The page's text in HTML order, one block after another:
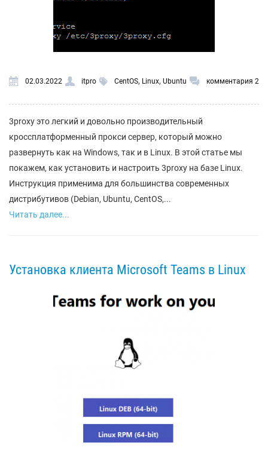
02.03.2022 itpro CentOS, Linux, Ubuntu комментария 2
3proxy это легкий и довольно производительный
кроссплатформенный прокси сервер, который можно
развернуть как на Windows, так и в Linux. В этой статье мы
покажем, как установить и настроить 3proxy на базе Linux.
Инструкция применима для большинства современных
дистрибутивов (Debian, Ubuntu, CentOS,...
Читать далее...
Установка клиента Microsoft Teams в Linux